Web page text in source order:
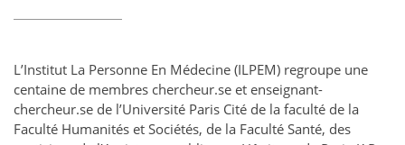
L’Institut La Personne En Médecine (ILPEM) regroupe une
centaine de membres chercheur.se et enseignant-
chercheur.se de l’Université Paris Cité de la faculté de la
Faculté Humanités et Sociétés, de la Faculté Santé, des